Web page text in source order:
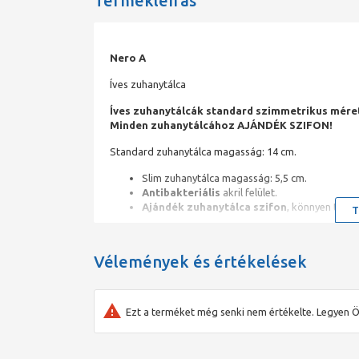
Nero A
Íves zuhanytálca
Íves zuhanytálcák standard szimmetrikus
Minden zuhanytálcához AJÁNDÉK SZIFON!
Standard zuhanytálca magasság: 14 cm.
Slim zuhanytálca magasság: 5,5 cm.
Antibakteriális akril felület.
Ajándék zuhanytálca szifon, könnyen
Vélemények és értékelések
Ezt a terméket még senki nem értékelte. Legyen